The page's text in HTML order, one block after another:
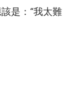
是：“我太難